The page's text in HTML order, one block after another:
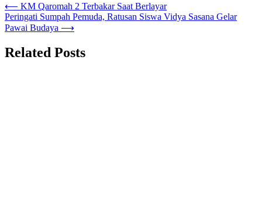
⟵ KM Qaromah 2 Terbakar Saat Berlayar
Peringati Sumpah Pemuda, Ratusan Siswa Vidya Sasana Gelar
Pawai Budaya ⟶
Related Posts